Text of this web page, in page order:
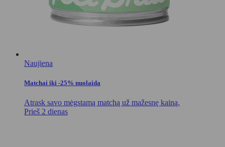
Naujiena
Matchai iki -25% nuolaida
Atrask savo mėgstamą matchą už mažesnę kainą.
Prieš 2 dienas